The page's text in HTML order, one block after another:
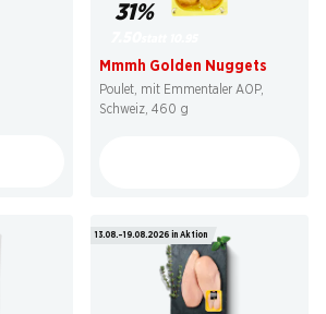
31%
Mmmh Golden Nuggets
Poulet, mit Emmentaler AOP,
Schweiz, 460 g
13.08.–19.08.2026 in Aktion